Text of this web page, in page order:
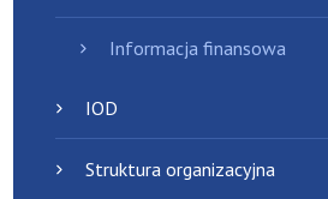
Informacja finansowa
IOD
Struktura organizacyjna